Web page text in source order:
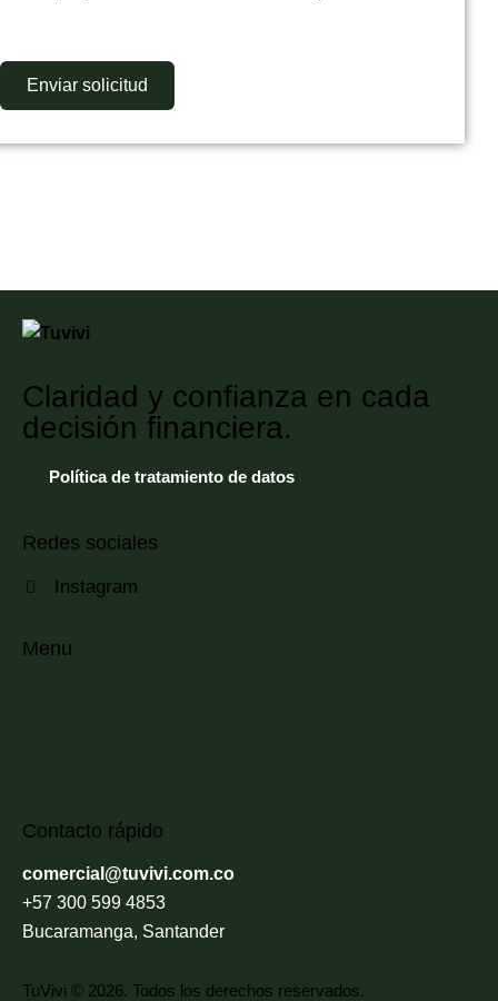
Claridad y confianza en cada
decisión financiera.
Política de tratamiento de datos
Redes sociales
Instagram
Menu
Contacto rápido
comercial@tuvivi.com.co
+57 300 599 4853
Bucaramanga, Santander
TuVivi © 2026. Todos los derechos reservados.